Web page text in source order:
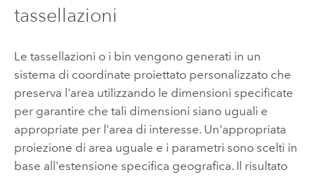
tassellazioni
Le tassellazioni o i bin vengono generati in un
sistema di coordinate proiettato personalizzato che
preserva l'area utilizzando le dimensioni specificate
per garantire che tali dimensioni siano uguali e
appropriate per l'area di interesse. Un'appropriata
proiezione di area uguale e i parametri sono scelti in
base all'estensione specifica geografica. Il risultato